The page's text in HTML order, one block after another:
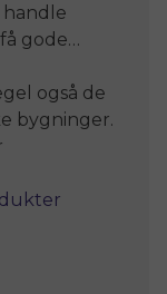
handle
gode
det mere
grønne
også de
bygninger.